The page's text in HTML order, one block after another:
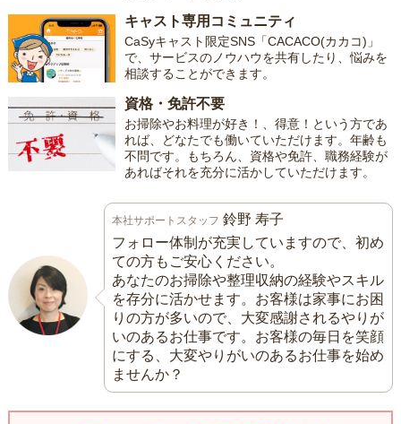
キャスト専用コミュニティ
CaSyキャスト限定SNS「CACACO(カカコ)」
で、サービスのノウハウを共有したり、悩みを
相談することができます。
資格・免許不要
お掃除やお料理が好き！、得意！という方であ
れば、どなたでも働いていただけます。年齢も
不問です。もちろん、資格や免許、職務経験が
あればそれを充分に活かしていただけます。
本社サポートスタッフ 鈴野 寿子
フォロー体制が充実していますので、初め
ての方もご安心ください。
あなたのお掃除や整理収納の経験やスキル
を存分に活かせます。お客様は家事にお困
りの方が多いので、大変感謝されるやりが
いのあるお仕事です。お客様の毎日を笑顔
にする、大変やりがいのあるお仕事を始め
ませんか？